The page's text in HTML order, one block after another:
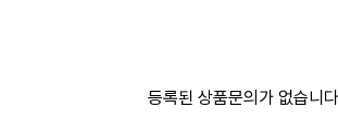
등록된 상품문의가 없습니다